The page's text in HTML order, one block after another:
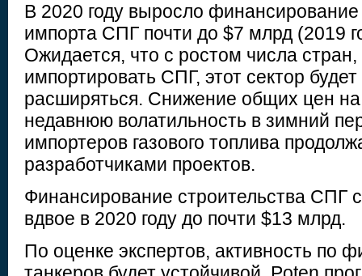
В 2020 году выросло
импорта СПГ почти до $7 млрд (2019
Ожидается, что с ростом числа
импортировать СПГ, этот сектор
расширяться. Снижение общих цен
недавнюю волатильность в зимний
импортеров газового топлива
разработчиками проектов.
Финансирование строительства СПГ
вдвое в 2020 году до почти $13 млрд.
По оценке экспертов, активность по